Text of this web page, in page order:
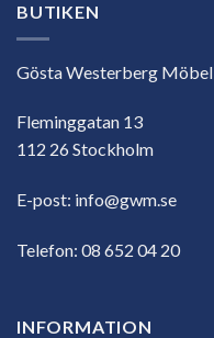
BUTIKEN
Gösta Westerberg Möbel
Fleminggatan 13
112 26 Stockholm
E-post: info@gwm.se
Telefon: 08 652 04 20
INFORMATION